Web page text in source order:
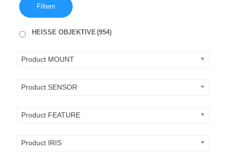
Filtern
HEISSE OBJEKTIVE(954)
Product MOUNT
Product SENSOR
Product FEATURE
Product IRIS